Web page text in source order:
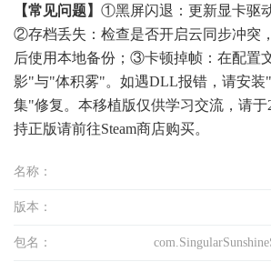
【常见问题】 ①黑屏闪退：更新显卡驱
②存档丢失：检查是否开启云同步冲突
后使用本地备份；③卡顿掉帧：在配置
影"与"体积雾"。如遇DLL报错，请安装
集"修复。本移植版仅供学习交流，请于
持正版请前往Steam商店购买。
名称：
版本：
包名：